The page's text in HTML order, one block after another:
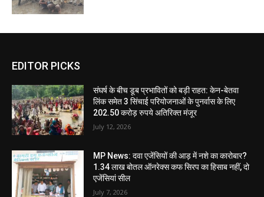
EDITOR PICKS
संघर्ष के बीच डूब प्रभावितों को बड़ी राहत: केन-बेतवा
लिंक समेत 3 सिंचाई परियोजनाओं के पुनर्वास के लिए
202.50 करोड़ रुपये अतिरिक्त मंजूर
July 12, 2026
MP News: दवा एजेंसियों की आड़ में नशे का कारोबार?
1.34 लाख बोतल ऑनरेक्स कफ सिरप का हिसाब नहीं, दो
एजेंसियां सील
July 7, 2026